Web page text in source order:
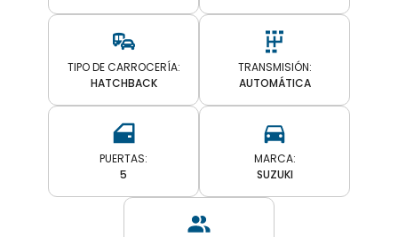
TIPO DE CARROCERÍA:
HATCHBACK
TRANSMISIÓN:
AUTOMÁTICA
PUERTAS:
5
MARCA:
SUZUKI